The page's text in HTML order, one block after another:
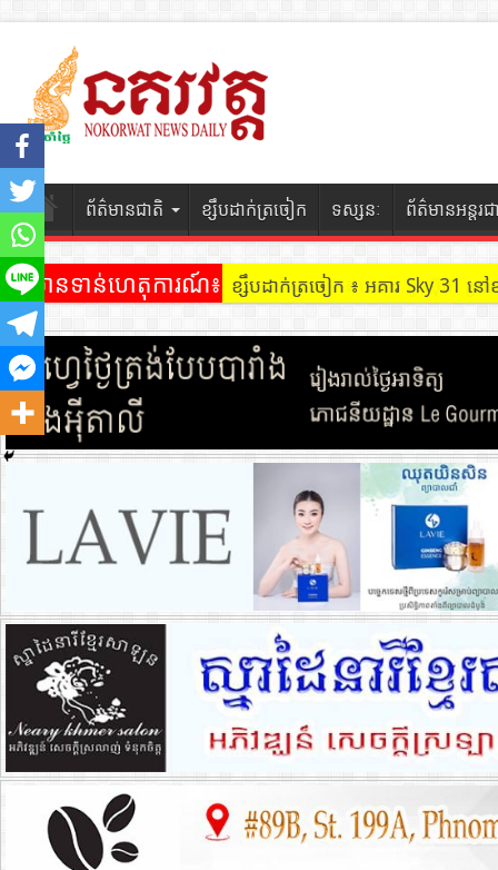
ព័ត៌មានជាតិ ខ្សឹបដាក់ត្រចៀក ទស្សនៈ ព័ត៌មានអន្តរជ
ព័ត៌មានទាន់ហេតុការណ៍៖ ខ្សឹបដាក់ត្រចៀក ៖ អគារ Sky 31